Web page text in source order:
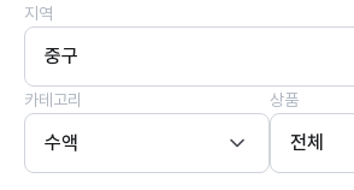
지역
중구
카테고리
수액
상품
전체